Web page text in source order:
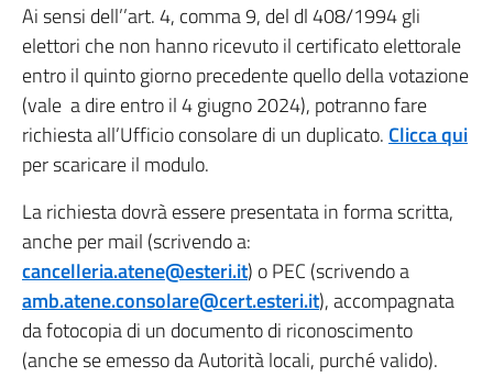
Ai sensi dell’’art. 4, comma 9, del dl 408/1994 gli
elettori che non hanno ricevuto il certificato elettorale
entro il quinto giorno precedente quello della votazione
(vale a dire entro il 4 giugno 2024), potranno fare
richiesta all’Ufficio consolare di un duplicato.Clicca qui
per scaricare il modulo.
La richiesta dovrà essere presentata in forma scritta,
anche per mail (scrivendo a:
cancelleria.atene@esteri.it) o PEC (scrivendo a
amb.atene.consolare@cert.esteri.it), accompagnata
da fotocopia di un documento di riconoscimento
(anche se emesso da Autorità locali, purché valido).